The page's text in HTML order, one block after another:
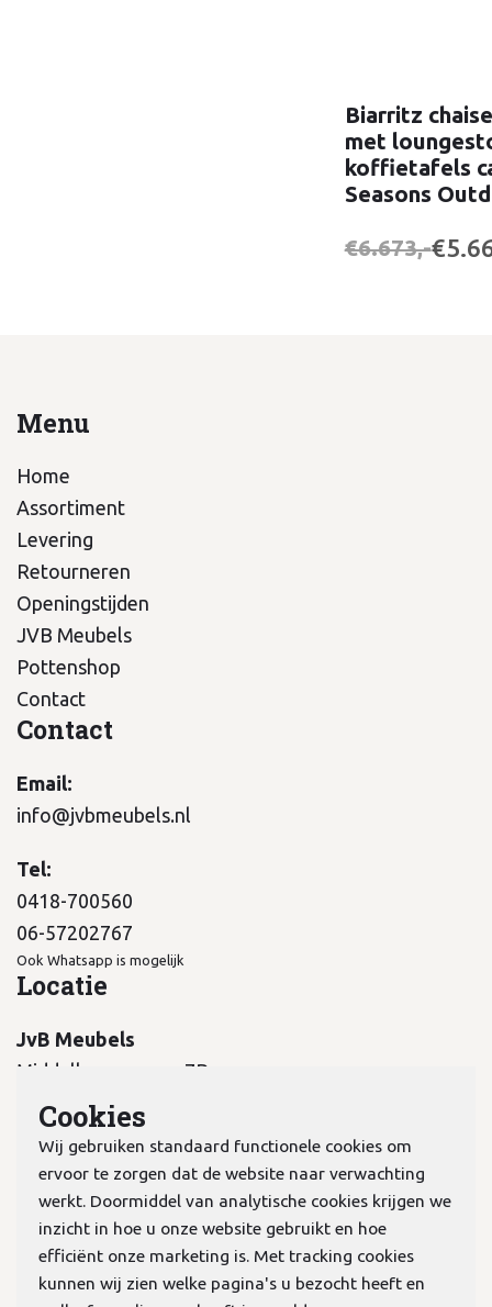
Biarritz
met
koffietafels
Seasons
€6.673,-
Menu
Home
Assortiment
Levering
Retourneren
Openingstijden
JVB Meubels
Pottenshop
Contact
Contact
Email:
info@jvbmeubels.nl
Tel:
0418-700560
06-57202767
Ook Whatsapp is mogelijk
Locatie
JvB Meubels
Middelkampseweg 7B
5311 PC Gameren
KvK:70978298
Cookies
Wij gebruiken standaard functionele cookies om
ervoor te zorgen dat de website naar verwachting
werkt. Doormiddel van analytische cookies krijgen we
inzicht in hoe u onze website gebruikt en hoe
efficiënt onze marketing is. Met tracking cookies
kunnen wij zien welke pagina's u bezocht heeft en